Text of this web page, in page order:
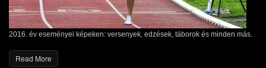
2016. év eseményei képeken: versenyek, edzések, táborok és minden más.
Read More